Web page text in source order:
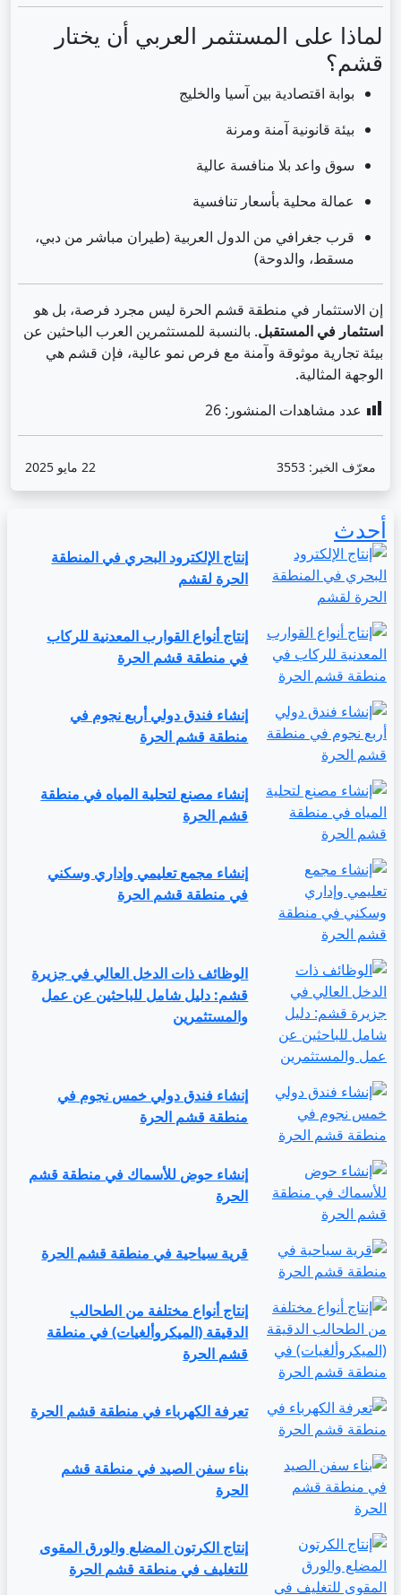
لماذا على المستثمر العربي أن يختار
قشم؟
بوابة اقتصادية بين آسيا والخليج
بيئة قانونية آمنة ومرنة
سوق واعد بلا منافسة عالية
عمالة محلية بأسعار تنافسية
قرب جغرافي من الدول العربية (طيران مباشر من دبي،
مسقط، والدوحة)
إن الاستثمار في منطقة قشم الحرة ليس مجرد فرصة، بل هو
استثمار في المستقبل. بالنسبة للمستثمرين العرب الباحثين عن
بيئة تجارية موثوقة وآمنة مع فرص نمو عالية، فإن قشم هي
الوجهة المثالية.
عدد مشاهدات المنشور: 26
معرّف الخبر: 22 مايو 2025
أحدث
إنتاج الإلكترود البحري في المنطقة
الحرة لقشم
إنتاج أنواع القوارب المعدنية للركاب
في منطقة قشم الحرة
إنشاء فندق دولي أربع نجوم في
منطقة قشم الحرة
إنشاء مصنع لتحلية المياه في منطقة
قشم الحرة
إنشاء مجمع تعليمي وإداري وسكني
في منطقة قشم الحرة
الوظائف ذات الدخل العالي في جزيرة
قشم: دليل شامل للباحثين عن عمل
والمستثمرين
إنشاء فندق دولي خمس نجوم في
منطقة قشم الحرة
إنشاء حوض للأسماك في منطقة قشم
الحرة
قرية سياحية في منطقة قشم الحرة
إنتاج أنواع مختلفة من الطحالب
الدقيقة (الميكروألغيات) في منطقة
قشم الحرة
تعرفة الكهرباء في منطقة قشم الحرة
بناء سفن الصيد في منطقة قشم
الحرة
إنتاج الكرتون المضلع والورق المقوى
للتغليف في منطقة قشم الحرة